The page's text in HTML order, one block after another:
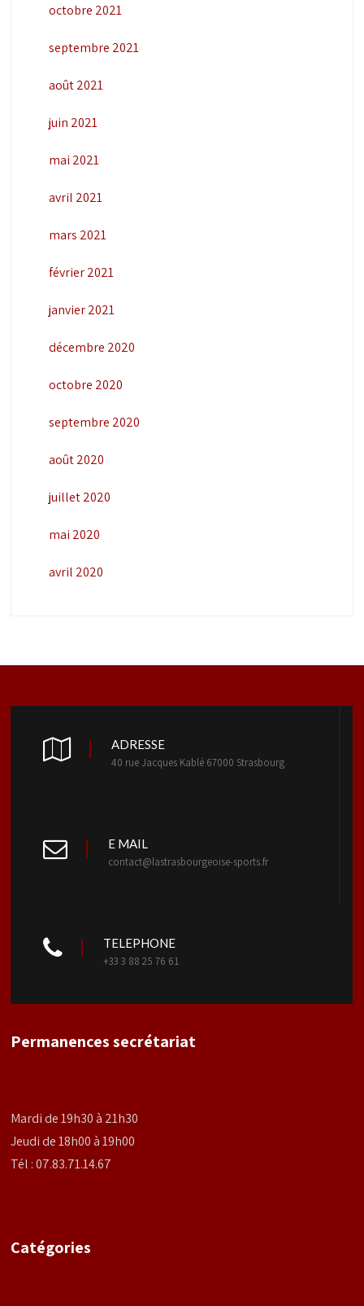
octobre 2021
septembre 2021
août 2021
juin 2021
mai 2021
avril 2021
mars 2021
février 2021
janvier 2021
décembre 2020
octobre 2020
septembre 2020
août 2020
juillet 2020
mai 2020
avril 2020
ADRESSE
40 rue Jacques Kablé 67000 Strasbourg
E MAIL
contact@lastrasbourgeoise-sports.fr
TELEPHONE
+33 3 88 25 76 61
Permanences secrétariat
Mardi de 19h30 à 21h30
Jeudi de 18h00 à 19h00
Tél : 07.83.71.14.67
Catégories